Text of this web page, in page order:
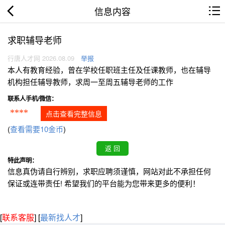
信息内容
求职辅导老师
行唐人才网 2026.08.09 举报
本人有教育经验，曾在学校任职班主任及任课教师，也在辅导
机构担任辅导教师，求周一至周五辅导老师的工作
联系人手机/微信：
**** 点击查看完整信息
(查看需要10金币)
特此声明：
信息真伪请自行辨别，求职应聘须谨慎，网站对此不承担任何
保证或连带责任! 希望我们的平台能为您带来更多的便利！
[联系客服] [最新找人才]